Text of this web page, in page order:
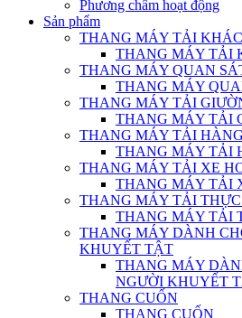
Phương châm hoạt động
Sản phẩm
THANG MÁY TẢI
THANG MÁY TẢI
THANG MÁY QUAN
THANG MÁY
THANG MÁY TẢI
THANG MÁY TẢI
THANG MÁY TẢI HÀNG
THANG MÁY TẢI
THANG MÁY TẢI XE
THANG MÁY TẢI
THANG MÁY TẢI
THANG MÁY TẢI
THANG MÁY DÀNH
KHUYẾT TẬT
THANG MÁY
NGƯỜI KHUYẾT
THANG CUỐN
THANG CUỐN